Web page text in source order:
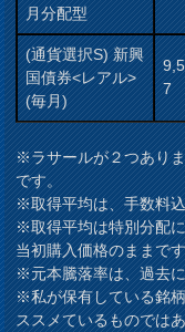
月分配型
(通貨選択S) 新興
国債券<レアル>
(毎月)
7
※ラサールが２つあり
です。
※取得平均は、手数料
※取得平均は特別分配
当初購入価格のままで
※元本騰落率は、過去
※私が保有している銘
ススメているものでは